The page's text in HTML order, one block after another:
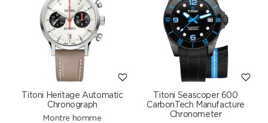
Titoni Heritage Automatic
Chronograph
Montre homme
Titoni Seascoper 600
CarbonTech Manufacture
Chronometer